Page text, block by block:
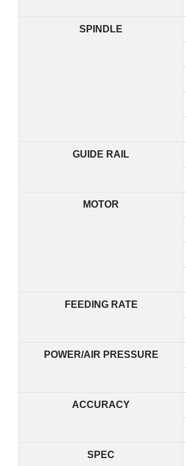
SPINDLE
GUIDE RAIL
MOTOR
FEEDING RATE
POWER/AIR PRESSURE
ACCURACY
SPEC